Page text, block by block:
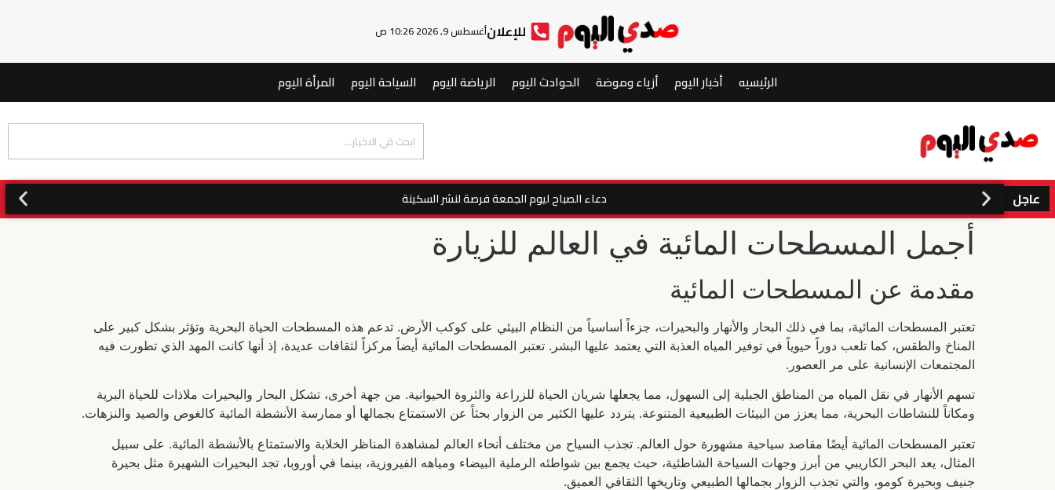
للإعلانأغسطس 9, 2026 10:26 ص
الرئيسيه أخبار اليوم أزياء وموضة الحوادث اليوم الرياضة اليوم السياحة اليوم المرأة اليوم
عاجل دعاء الصباح ليوم الجمعة فرصة لنشر السكينة
أجمل المسطحات المائية في العالم للزيارة
مقدمة عن المسطحات المائية
تعتبر المسطحات المائية، بما في ذلك البحار والأنهار والبحيرات، جزءاً أساسياً من النظام البيئي على كوكب الأرض. تدعم هذه المسطحات الحياة البحرية وتؤثر بشكل كبير على
المناخ والطقس، كما تلعب دوراً حيوياً في توفير المياه العذبة التي يعتمد عليها البشر. تعتبر المسطحات المائية أيضاً مركزاً لثقافات عديدة، إذ أنها كانت المهد الذي تطورت فيه
المجتمعات الإنسانية على مر العصور.
تسهم الأنهار في نقل المياه من المناطق الجبلية إلى السهول، مما يجعلها شريان الحياة للزراعة والثروة الحيوانية. من جهة أخرى، تشكل البحار والبحيرات ملاذات للحياة البرية
ومكاناً للنشاطات البحرية، مما يعزز من البيئات الطبيعية المتنوعة. يتردد عليها الكثير من الزوار بحثاً عن الاستمتاع بجمالها أو ممارسة الأنشطة المائية كالغوص والصيد والنزهات.
تعتبر المسطحات المائية أيضًا مقاصد سياحية مشهورة حول العالم. تجذب السياح من مختلف أنحاء العالم لمشاهدة المناظر الخلابة والاستمتاع بالأنشطة المائية. على سبيل
المثال، يعد البحر الكاريبي من أبرز وجهات السياحة الشاطئية، حيث يجمع بين شواطئه الرملية البيضاء ومياهه الفيروزية، بينما في أوروبا، تجد البحيرات الشهيرة مثل بحيرة
جنيف وبحيرة كومو، والتي تجذب الزوار بجمالها الطبيعي وتاريخها الثقافي العميق.